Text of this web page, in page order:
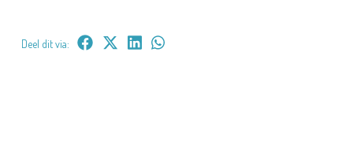
Deel dit via: